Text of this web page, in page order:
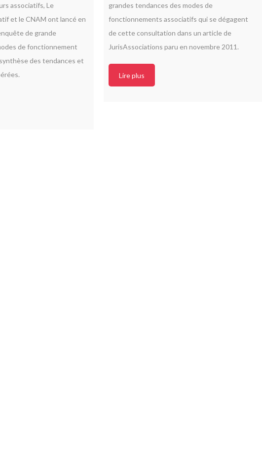
associatifs, Le
et le CNAM ont lancé en
de grande
de fonctionnement
synthèse des tendances et
.
grandes tendances des modes de
fonctionnements associatifs qui se dégagent
de cette consultation dans un article de
JurisAssociations paru en novembre 2011 .
Lire plus